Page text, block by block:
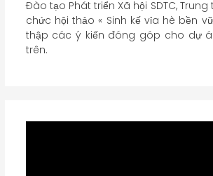
Đào tạo Phát triển Xã hội SDTC,
chức hội thảo « Sinh kế vỉa hè bền
thập các ý kiến đóng góp cho dự
trên.